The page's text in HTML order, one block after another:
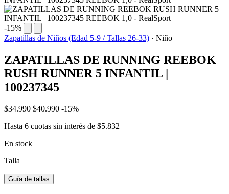
-15%
Zapatillas de Niños (Edad 5-9 / Tallas 26-33) · Niño
ZAPATILLAS DE RUNNING REEBOK
RUSH RUNNER 5 INFANTIL |
100237345
$34.990 $40.990 -15%
Hasta 6 cuotas sin interés de $5.832
En stock
Talla
Guía de tallas